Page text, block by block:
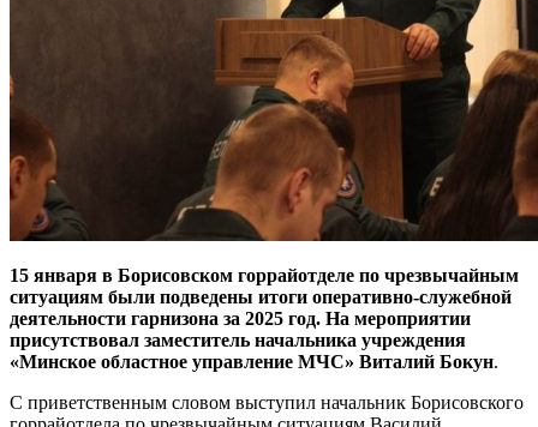
15 января в Борисовском горрайотделе по чрезвычайным
ситуациям были подведены итоги оперативно-служебной
деятельности гарнизона за 2025 год. На мероприятии
присутствовал заместитель начальника учреждения
«Минское областное управление МЧС» Виталий Бокун.
С приветственным словом выступил начальник Борисовского